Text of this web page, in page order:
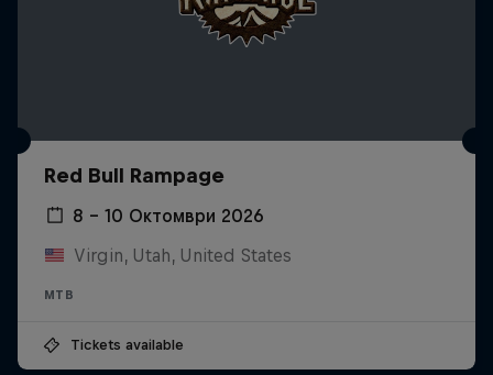
Red Bull Rampage
8 – 10 Октомври 2026
Virgin, Utah, United States
MTB
Tickets available